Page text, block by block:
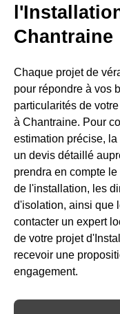
Chantraine
Chaque projet de
pour répondre à vos
particularités de
à Chantraine. Pour
estimation précise,
un devis détaillé
prendra en compte
de l'installation, les
d'isolation, ainsi que
contacter un expert
de votre projet
recevoir une
engagement.